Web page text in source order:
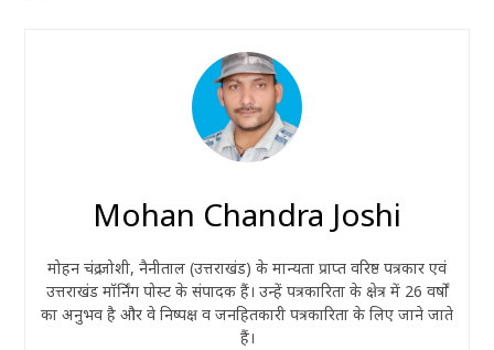
Mohan Chandra Joshi
मोहन चंद्र जोशी, नैनीताल (उत्तराखंड) के मान्यता प्राप्त वरिष्ठ पत्रकार एवं
उत्तराखंड मॉर्निंग पोस्ट के संपादक हैं। उन्हें पत्रकारिता के क्षेत्र में 26 वर्षों
का अनुभव है और वे निष्पक्ष व जनहितकारी पत्रकारिता के लिए जाने जाते
हैं।